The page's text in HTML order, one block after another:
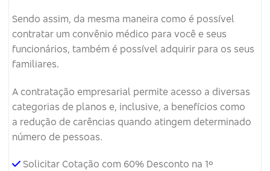
Sendo assim, da mesma maneira como é possível
contratar um convênio médico para você e seus
funcionários, também é possível adquirir para os seus
familiares.
A contratação empresarial permite acesso a diversas
categorias de planos e, inclusive, a benefícios como
a redução de carências quando atingem determinado
número de pessoas.
Solicitar Cotação com 60% Desconto na 1º